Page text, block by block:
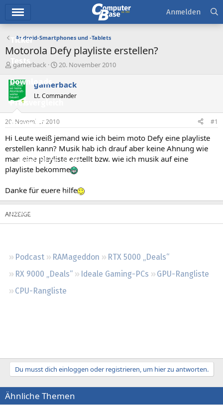
Ticker
Downloads
Preisvergleich
Forum
Aktuelles
Empfohlene Inhalte
Neueste Aktivitäten
Leserartikel
Podcast RAMageddon
RTX 5000 „Deals“
RX 9000 „Deals“
Ideale Gaming-PCs
GPU-Rangliste
CPU-Rangliste
Anmelden
Android-Smartphones und -Tablets
Motorola Defy playliste erstellen?
E
s
t
e
e
gamerback
E
s
e
l
t
a
m
20. November 2010
gamerback
Lt. Commander
20. November 2010 #1
Hi Leute weiß jemand wie ich beim moto Defy eine playliste
erstellen kann? Musik hab ich drauf aber keine Ahnung wie
man eine playliste erstellt bzw. wie ich musik auf eine
playliste bekomme
Danke für euere hilfe
Du musst dich einloggen oder registrieren, um hier zu antworten.
Ähnliche Themen